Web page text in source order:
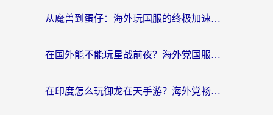
从魔兽到蛋仔：海外玩国服的终极加速指南，找到你的专属高速通道
在国外能不能玩星战前夜？海外党国服游戏不卡顿的秘密武器在这里
在印度怎么玩御龙在天手游？海外党畅玩国服的终极生存指南